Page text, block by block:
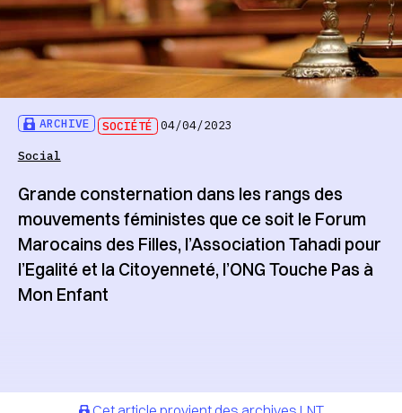
ARCHIVE SOCIÉTÉ 04/04/2023
Social
Grande consternation dans les rangs des
mouvements féministes que ce soit le Forum
Marocains des Filles, l’Association Tahadi pour
l’Egalité et la Citoyenneté, l’ONG Touche Pas à
Mon Enfant